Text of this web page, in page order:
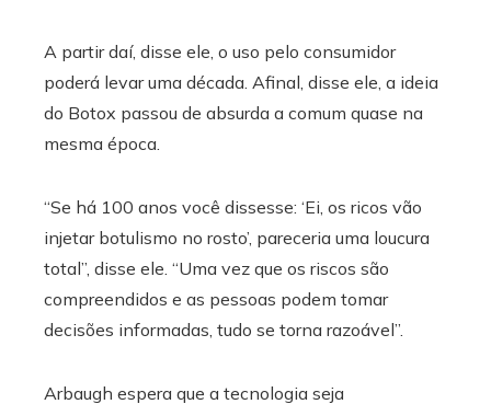
A partir daí, disse ele, o uso pelo consumidor
poderá levar uma década. Afinal, disse ele, a ideia
do Botox passou de absurda a comum quase na
mesma época.
“Se há 100 anos você dissesse: ‘Ei, os ricos vão
injetar botulismo no rosto’, pareceria uma loucura
total”, disse ele. “Uma vez que os riscos são
compreendidos e as pessoas podem tomar
decisões informadas, tudo se torna razoável”.
Arbaugh espera que a tecnologia seja